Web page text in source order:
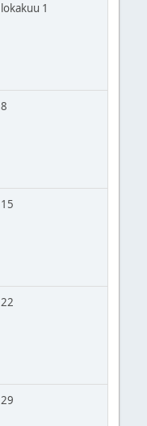
lokakuu 1
8
15
22
29